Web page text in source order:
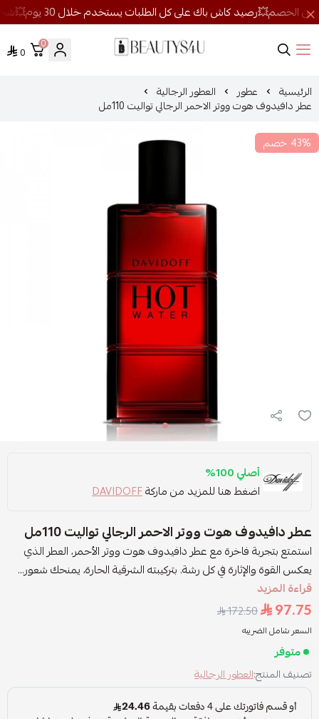
روائح الجمال
0
0
الرئيسية عطور العطور الرجالية
عطر دافيدوف هوت ووتر الاحمر الرجالي تواليت 110مل
43% خصم
أصلي 100%
اضغط هنا للمزيد من ماركةDAVIDOFF
عطر دافيدوف هوت ووتر الاحمر الرجالي تواليت 110مل
استمتع بتجربة فاخرة مع عطر دافيدوف هوت ووتر الأحمر، العطر الذي
يعكس القوة والإثارة في كل رشة. بتركيبته الشرقية الحارة، يمنحك شعور...
قراءة المزيد
97.75
172.50
السعر شامل الضريبه
متوفر
تصنيف المنتج:العطور الرجالية